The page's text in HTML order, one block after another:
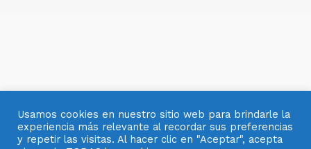
Usamos cookies en nuestro sitio web para brindarle la
experiencia más relevante al recordar sus preferencias
y repetir las visitas. Al hacer clic en "Aceptar", acepta